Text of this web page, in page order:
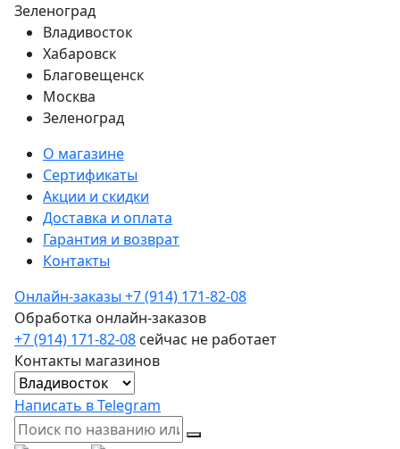
Зеленоград
Владивосток
Хабаровск
Благовещенск
Москва
Зеленоград
О магазине
Сертификаты
Акции и скидки
Доставка и оплата
Гарантия и возврат
Контакты
Онлайн-заказы +7 (914) 171-82-08
Обработка онлайн-заказов
+7 (914) 171-82-08 сейчас не работает
Контакты магазинов
Написать в Telegram